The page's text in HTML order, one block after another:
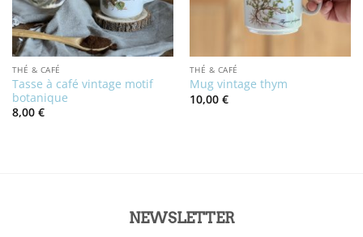
THÉ & CAFÉ
Tasse à café vintage motif
botanique
8,00 €
THÉ & CAFÉ
Mug vintage thym
10,00 €
NEWSLETTER